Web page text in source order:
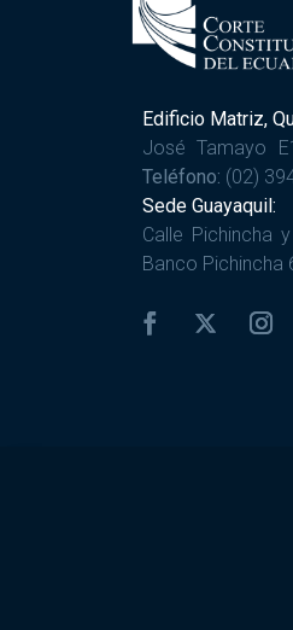
Edificio Matriz,
José Tamayo
Teléfono: (02)
Sede Guayaquil:
Calle Pichincha
Banco Pichincha